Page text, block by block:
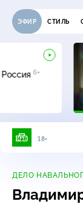
ЭФИР СТИЛЬ
Россия6+
18+
ДЕЛО